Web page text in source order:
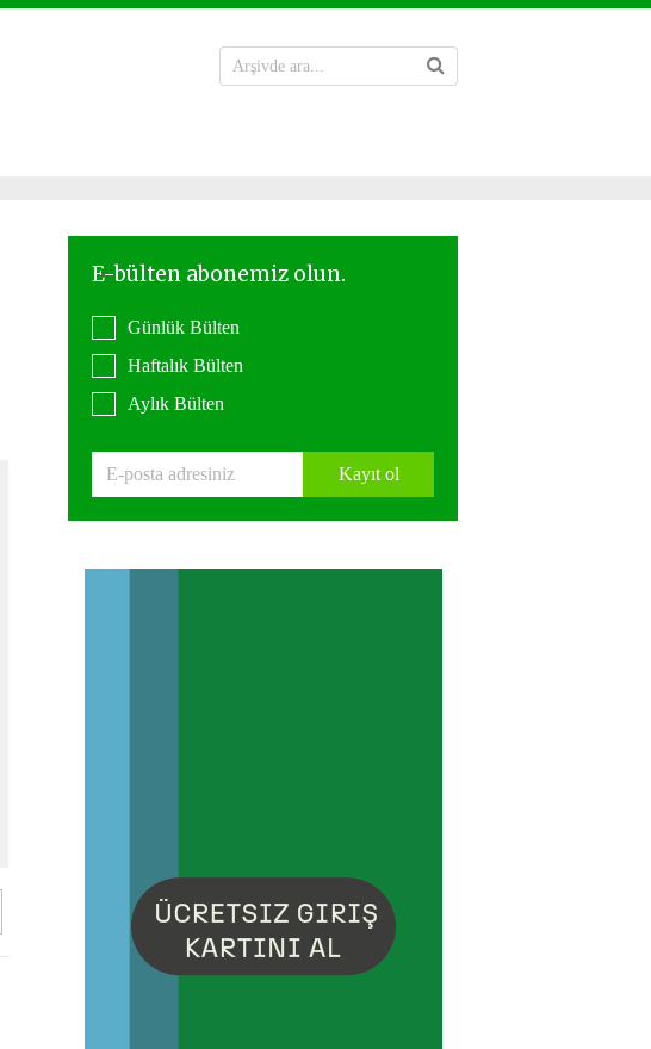
Günlük Bülten
Haftalık Bülten
Aylık Bülten
Kayıt ol